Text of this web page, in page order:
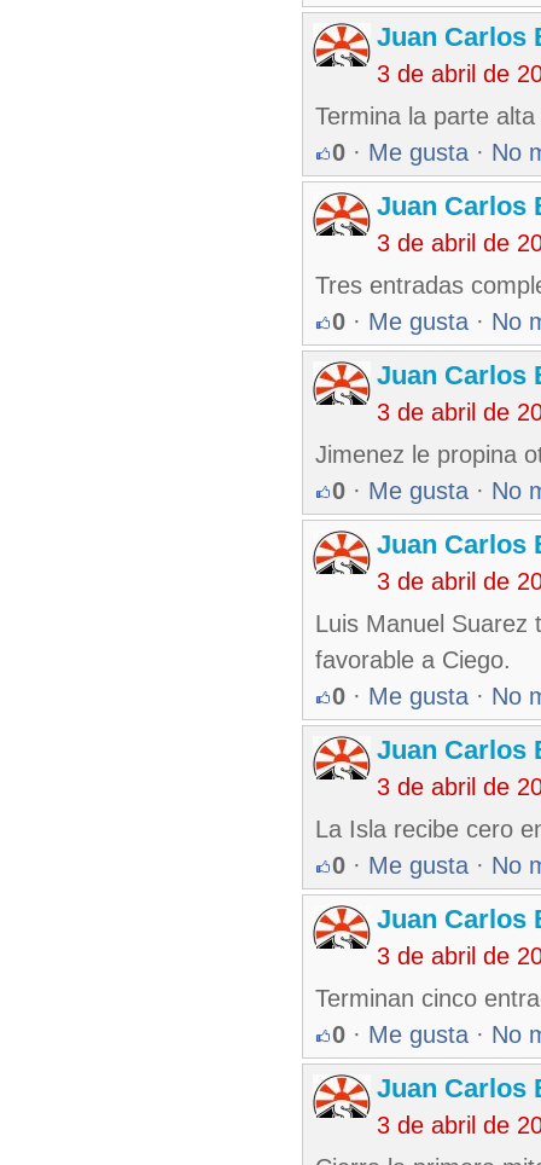
Juan Carlos
3 de abril de
Termina la parte
0 · Me gusta · No
Juan Carlos
3 de abril de
Tres entradas
0 · Me gusta · No
Juan Carlos
3 de abril de
Jimenez le propina
0 · Me gusta · No
Juan Carlos
3 de abril de
Luis Manuel Suarez
favorable a Ciego.
0 · Me gusta · No
Juan Carlos
3 de abril de
La Isla recibe cero
0 · Me gusta · No
Juan Carlos
3 de abril de
Terminan cinco
0 · Me gusta · No
Juan Carlos
3 de abril de